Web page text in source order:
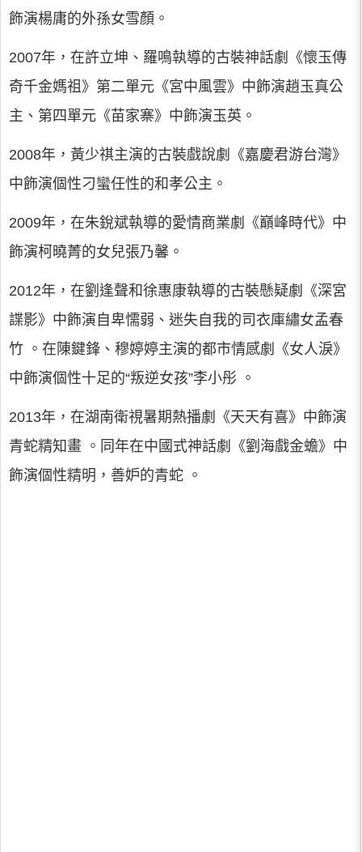
飾演楊庸的外孫女雪顏。
2007年，在許立坤、羅鳴執導的古裝神話劇《懷玉傳
奇千金媽祖》第二單元《宮中風雲》中飾演趙玉真公
主、第四單元《苗家寨》中飾演玉英。
2008年，黃少祺主演的古裝戲說劇《嘉慶君游台灣》
中飾演個性刁蠻任性的和孝公主。
2009年，在朱銳斌執導的愛情商業劇《巔峰時代》中
飾演柯曉菁的女兒張乃馨。
2012年，在劉逢聲和徐惠康執導的古裝懸疑劇《深宮
諜影》中飾演自卑懦弱、迷失自我的司衣庫繡女孟春
竹 。在陳鍵鋒、穆婷婷主演的都市情感劇《女人淚》
中飾演個性十足的“叛逆女孩”李小彤 。
2013年，在湖南衛視暑期熱播劇《天天有喜》中飾演
青蛇精知畫 。同年在中國式神話劇《劉海戲金蟾》中
飾演個性精明，善妒的青蛇 。